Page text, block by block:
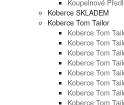
Koupelnové
Koberce SKLADEM
Koberce Tom Tailor
Koberce Tom
Koberce Tom
Koberce Tom
Koberce Tom
Koberce Tom
Koberce Tom
Koberce Tom
Koberce Tom